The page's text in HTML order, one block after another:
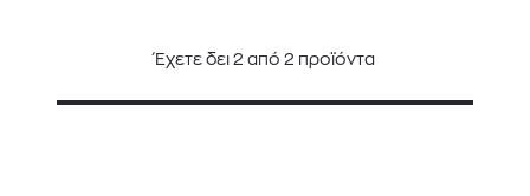
Έχετε δει 2 από 2 προϊόντα